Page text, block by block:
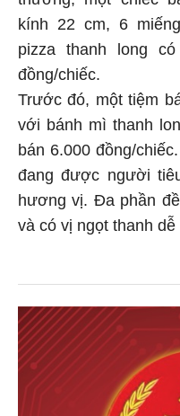
kính 22 cm, 6
pizza thanh long
đồng/chiếc.
Trước đó, một tiệm
với bánh mì thanh
bán 6.000 đồng/
đang được người
hương vị. Đa phần
và có vị ngọt thanh dễ